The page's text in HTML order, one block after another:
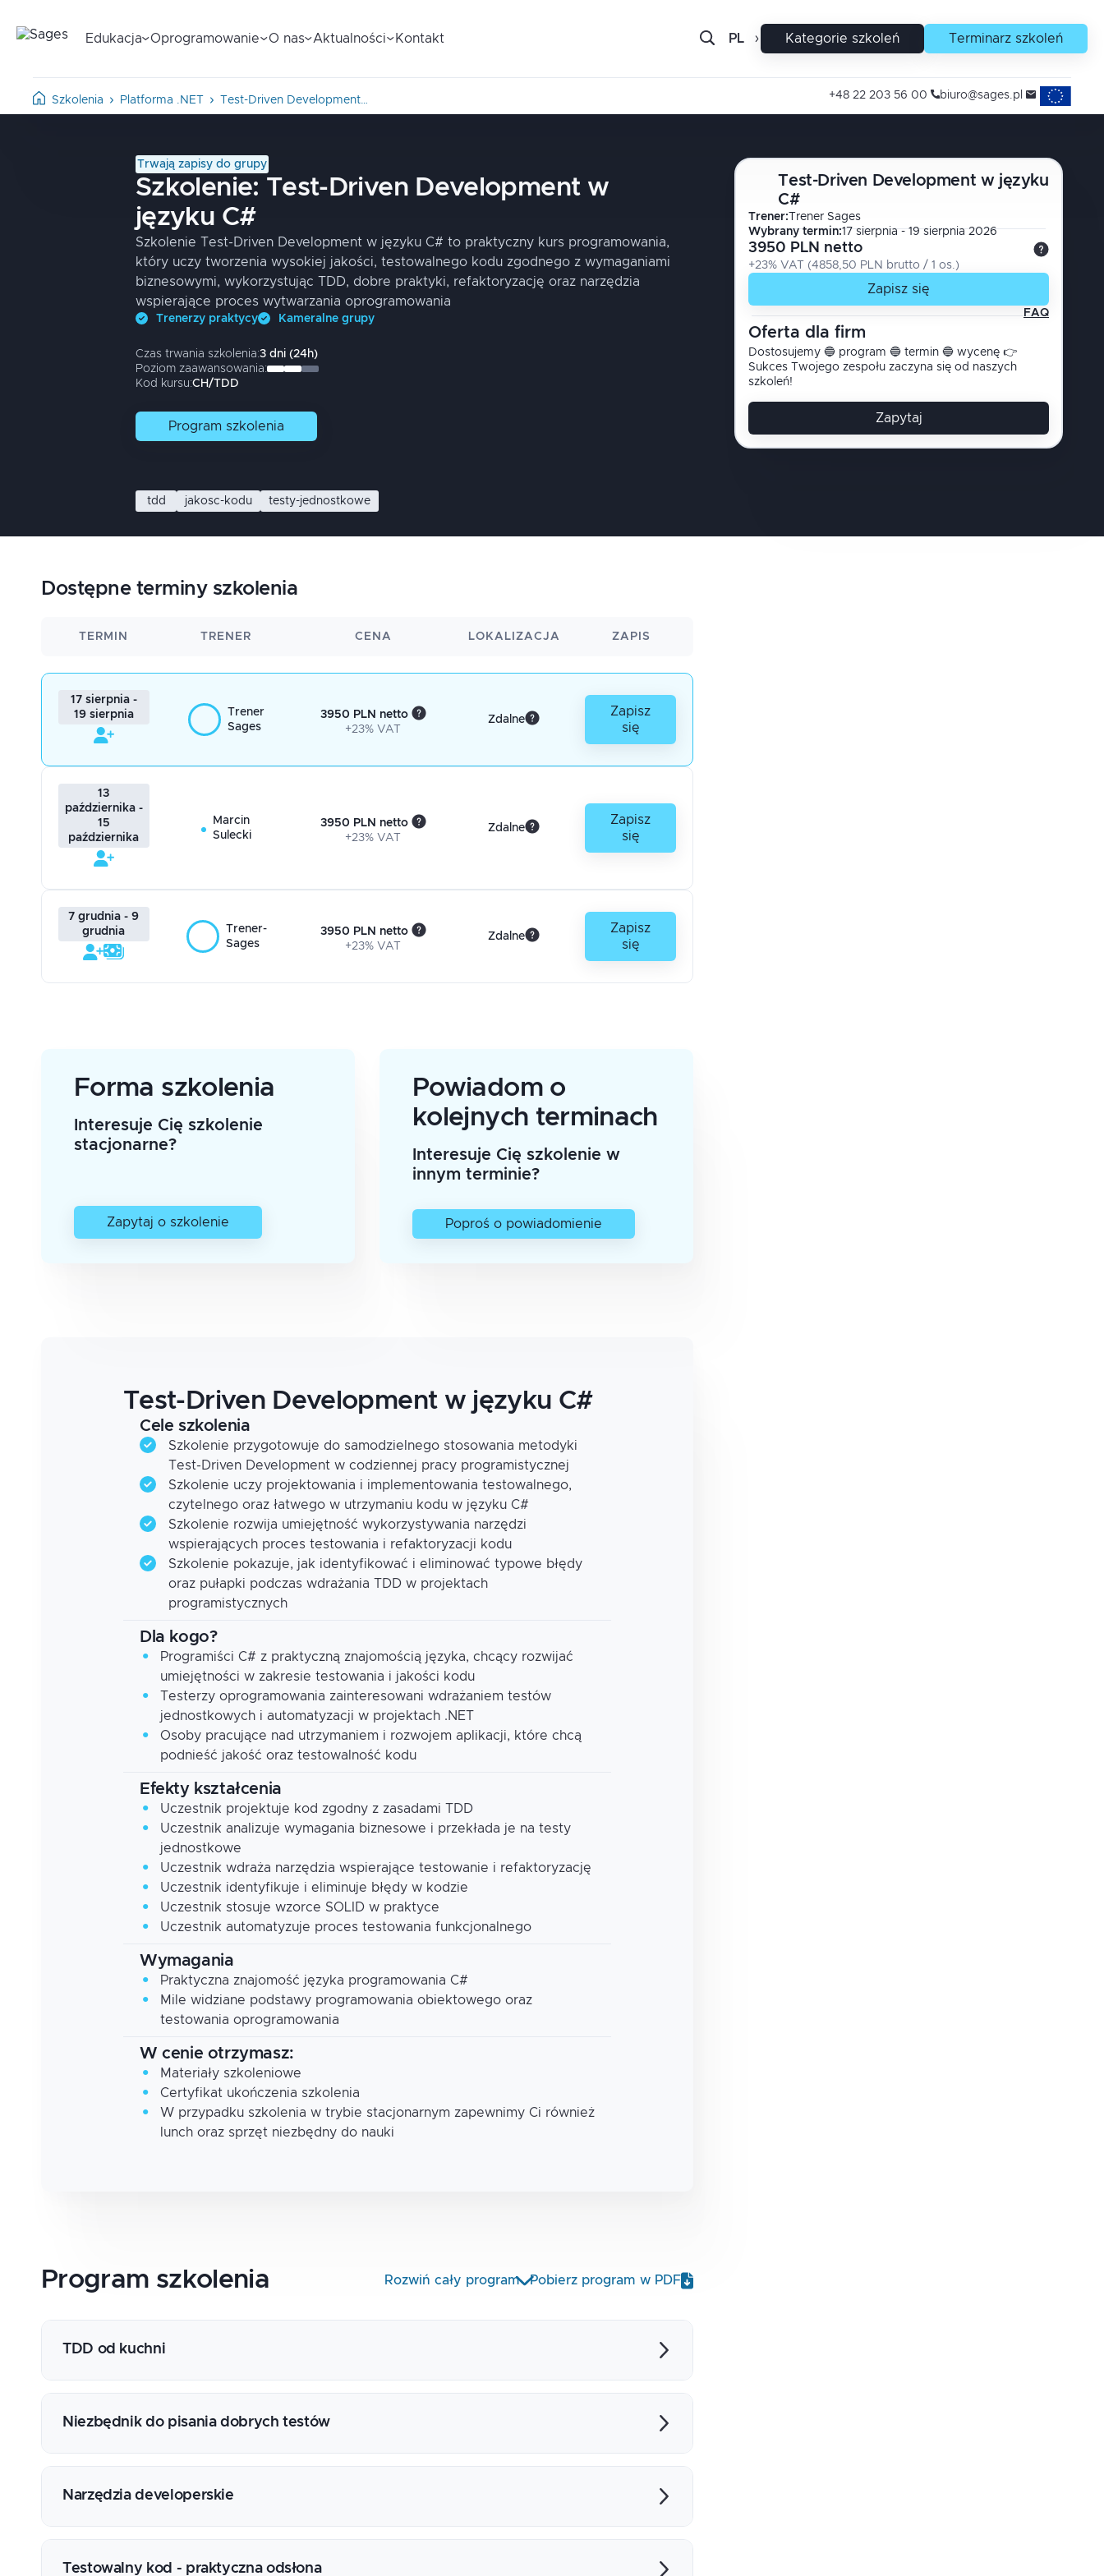
Edukacja Oprogramowanie O nas Aktualności Kontakt PL EN Kategorie szkoleń Terminarz szkoleń
Szkolenia Platforma .NET Test-Driven Development… +48 22 203 56 00 biuro@sages.pl Projekty
Trwają zapisy do grupy
Szkolenie: Test-Driven Development w
języku C#
Szkolenie Test-Driven Development w języku C# to praktyczny kurs programowania,
który uczy tworzenia wysokiej jakości, testowalnego kodu zgodnego z wymaganiami
biznesowymi, wykorzystując TDD, dobre praktyki, refaktoryzację oraz narzędzia
wspierające proces wytwarzania oprogramowania
Trenerzy praktycy Kameralne grupy
Czas trwania szkolenia:3 dni (24h)
Poziom zaawansowania:
Kod kursu:CH/TDD
Program szkolenia
tdd jakosc-kodu testy-jednostkowe
Test-Driven Development w języku
C#
Trener: Trener Sages
Wybrany termin:17 sierpnia - 19 sierpnia 2026
3950 PLN netto
+23% VAT (4858,50 PLN brutto / 1 os.)
Zapisz się
FAQ
Oferta dla firm
Dostosujemy 🔵 program 🔵 termin 🔵 wycenę 👉
Sukces Twojego zespołu zaczyna się od naszych
szkoleń!
Zapytaj
Dostępne terminy szkolenia
TERMIN TRENER CENA LOKALIZACJA ZAPIS
17 sierpnia -
19 sierpnia
Trener
Sages
3950 PLN netto
+23% VAT
Zdalne
Zapisz
się
13
października -
15
października
Marcin
Sulecki
3950 PLN netto
+23% VAT
Zdalne
Zapisz
się
7 grudnia - 9
grudnia
Trener-
Sages
3950 PLN netto
+23% VAT
Zdalne
Zapisz
się
Forma szkolenia
Interesuje Cię szkolenie
stacjonarne?
Zapytaj o szkolenie
Powiadom o
kolejnych terminach
Interesuje Cię szkolenie w
innym terminie?
Poproś o powiadomienie
Test-Driven Development w języku C#
Cele szkolenia
Szkolenie przygotowuje do samodzielnego stosowania metodyki
Test-Driven Development w codziennej pracy programistycznej
Szkolenie uczy projektowania i implementowania testowalnego,
czytelnego oraz łatwego w utrzymaniu kodu w języku C#
Szkolenie rozwija umiejętność wykorzystywania narzędzi
wspierających proces testowania i refaktoryzacji kodu
Szkolenie pokazuje, jak identyfikować i eliminować typowe błędy
oraz pułapki podczas wdrażania TDD w projektach
programistycznych
Dla kogo?
Programiści C# z praktyczną znajomością języka, chcący rozwijać
umiejętności w zakresie testowania i jakości kodu
Testerzy oprogramowania zainteresowani wdrażaniem testów
jednostkowych i automatyzacji w projektach .NET
Osoby pracujące nad utrzymaniem i rozwojem aplikacji, które chcą
podnieść jakość oraz testowalność kodu
Efekty kształcenia
Uczestnik projektuje kod zgodny z zasadami TDD
Uczestnik analizuje wymagania biznesowe i przekłada je na testy
jednostkowe
Uczestnik wdraża narzędzia wspierające testowanie i refaktoryzację
Uczestnik identyfikuje i eliminuje błędy w kodzie
Uczestnik stosuje wzorce SOLID w praktyce
Uczestnik automatyzuje proces testowania funkcjonalnego
Wymagania
Praktyczna znajomość języka programowania C#
Mile widziane podstawy programowania obiektowego oraz
testowania oprogramowania
W cenie otrzymasz:
Materiały szkoleniowe
Certyfikat ukończenia szkolenia
W przypadku szkolenia w trybie stacjonarnym zapewnimy Ci również
lunch oraz sprzęt niezbędny do nauki
Program szkolenia Rozwiń cały program Pobierz program w PDF
TDD od kuchni
Idea
Niezbędnik do pisania dobrych testów
Red-green-refactor
Generatory danych testowych
Narzędzia developerskie
ReSharper
Testowalny kod - praktyczna odsłona